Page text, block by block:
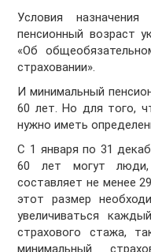
Условия
пенсионный возраст
«Об
страховании».
И минимальный
60 лет. Но для того,
нужно иметь
С 1 января по 31
60 лет могут
составляет не менее
этот размер
увеличиваться
страхового стажа,
минимальный